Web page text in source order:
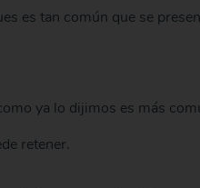
es tan común que se
ya lo dijimos es más
retener.